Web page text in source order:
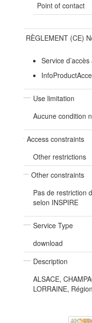
Point of contact
RÈGLEMENT (CE)
Service
Use limitation
Aucune condition
Access constraints
Other restrictions
Other constraints
Pas de restriction
selon INSPIRE
Service Type
download
Description
ALSACE,
LORRAINE,